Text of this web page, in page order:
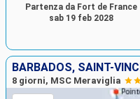
Partenza da Fort de France
sab 19 feb 2028
8 giorni, MSC Meraviglia